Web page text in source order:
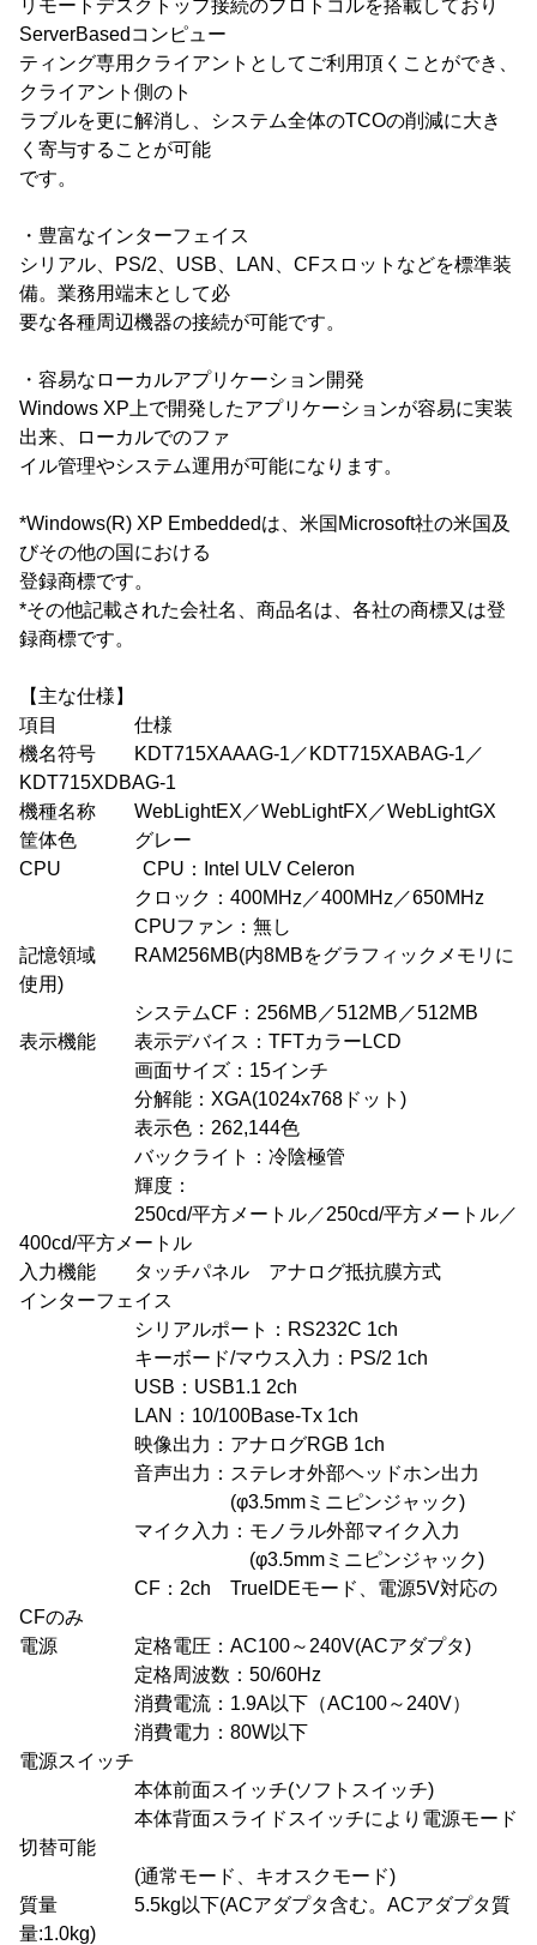
リモートデスクトップ接続のプロトコルを搭載しており
ServerBasedコンピュー
ティング専用クライアントとしてご利用頂くことができ、
クライアント側のト
ラブルを更に解消し、システム全体のTCOの削減に大き
く寄与することが可能
です。
・豊富なインターフェイス
シリアル、PS/2、USB、LAN、CFスロットなどを標準装
備。業務用端末として必
要な各種周辺機器の接続が可能です。
・容易なローカルアプリケーション開発
Windows XP上で開発したアプリケーションが容易に実装
出来、ローカルでのファ
イル管理やシステム運用が可能になります。
*Windows(R) XP Embeddedは、米国Microsoft社の米国及
びその他の国における
登録商標です。
*その他記載された会社名、商品名は、各社の商標又は登
録商標です。
【主な仕様】
項目 仕様
機名符号 KDT715XAAAG-1／KDT715XABAG-1／
KDT715XDBAG-1
機種名称 WebLightEX／WebLightFX／WebLightGX
筐体色 グレー
CPU CPU：Intel ULV Celeron
クロック：400MHz／400MHz／650MHz
CPUファン：無し
記憶領域 RAM256MB(内8MBをグラフィックメモリに
使用)
システムCF：256MB／512MB／512MB
表示機能 表示デバイス：TFTカラーLCD
画面サイズ：15インチ
分解能：XGA(1024x768ドット)
表示色：262,144色
バックライト：冷陰極管
輝度：
250cd/平方メートル／250cd/平方メートル／
400cd/平方メートル
入力機能 タッチパネル アナログ抵抗膜方式
インターフェイス
シリアルポート：RS232C 1ch
キーボード/マウス入力：PS/2 1ch
USB：USB1.1 2ch
LAN：10/100Base-Tx 1ch
映像出力：アナログRGB 1ch
音声出力：ステレオ外部ヘッドホン出力
(φ3.5mmミニピンジャック)
マイク入力：モノラル外部マイク入力
(φ3.5mmミニピンジャック)
CF：2ch TrueIDEモード、電源5V対応の
CFのみ
電源 定格電圧：AC100～240V(ACアダプタ)
定格周波数：50/60Hz
消費電流：1.9A以下（AC100～240V）
消費電力：80W以下
電源スイッチ
本体前面スイッチ(ソフトスイッチ)
本体背面スライドスイッチにより電源モード
切替可能
(通常モード、キオスクモード)
質量 5.5kg以下(ACアダプタ含む。ACアダプタ質
量:1.0kg)